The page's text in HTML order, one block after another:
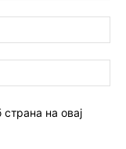
на овај